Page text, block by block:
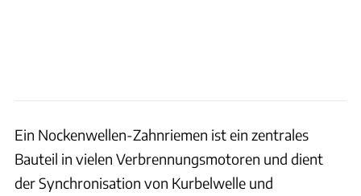
Ein Nockenwellen-Zahnriemen ist ein zentrales
Bauteil in vielen Verbrennungsmotoren und dient
der Synchronisation von Kurbelwelle und